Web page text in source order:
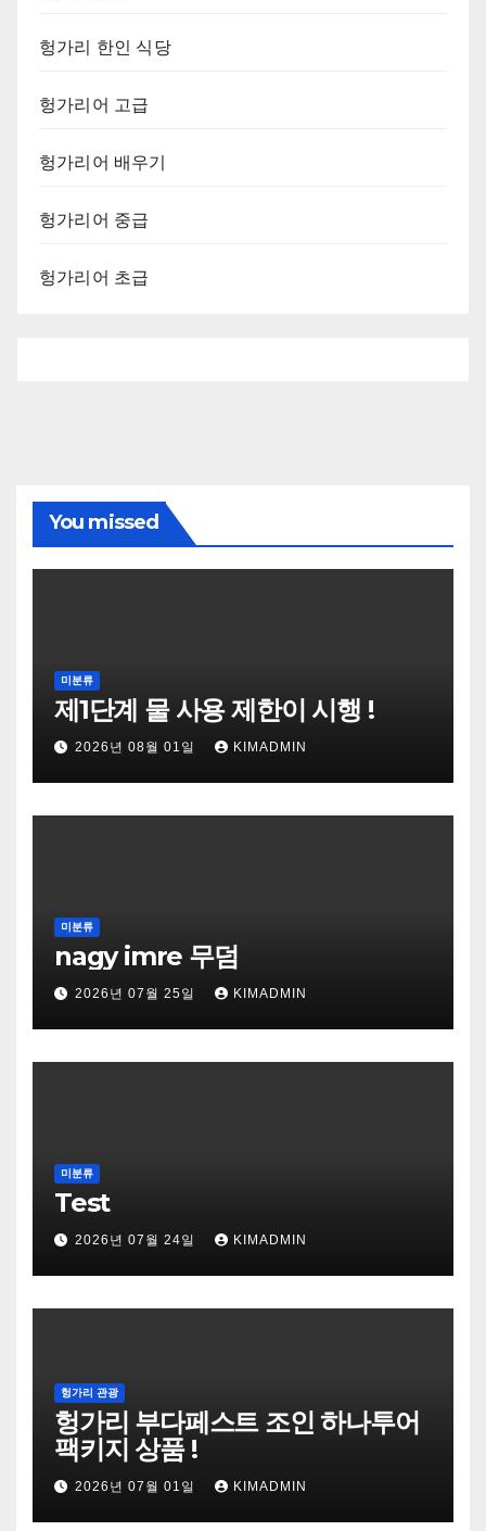
헝가리 한인 식당
헝가리어 고급
헝가리어 배우기
헝가리어 중급
헝가리어 초급
You missed
미분류
제1단계 물 사용 제한이 시행 !
2026년 08월 01일 KIMADMIN
미분류
nagy imre 무덤
2026년 07월 25일 KIMADMIN
미분류
Test
2026년 07월 24일 KIMADMIN
헝가리 관광
헝가리 부다페스트 조인 하나투어
팩키지 상품 !
2026년 07월 01일 KIMADMIN